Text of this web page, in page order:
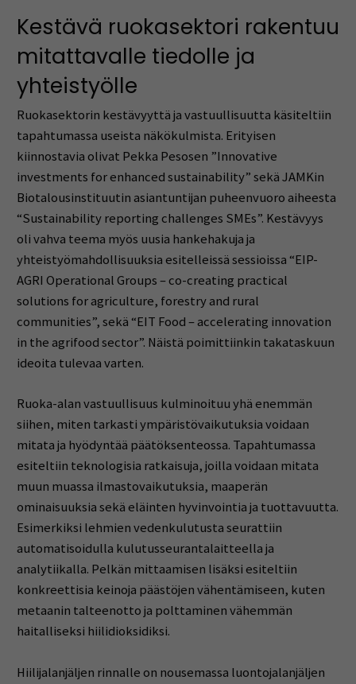
Kestävä ruokasektori rakentuu
mitattavalle tiedolle ja
yhteistyölle
Ruokasektorin kestävyyttä ja vastuullisuutta käsiteltiin
tapahtumassa useista näkökulmista. Erityisen
kiinnostavia olivat Pekka Pesosen ”Innovative
investments for enhanced sustainability” sekä JAMKin
Biotalousinstituutin asiantuntijan puheenvuoro aiheesta
“Sustainability reporting challenges SMEs”. Kestävyys
oli vahva teema myös uusia hankehakuja ja
yhteistyömahdollisuuksia esitelleissä sessioissa “EIP-
AGRI Operational Groups – co-creating practical
solutions for agriculture, forestry and rural
communities”, sekä “EIT Food – accelerating innovation
in the agrifood sector”. Näistä poimittiinkin takataskuun
ideoita tulevaa varten.
Ruoka-alan vastuullisuus kulminoituu yhä enemmän
siihen, miten tarkasti ympäristövaikutuksia voidaan
mitata ja hyödyntää päätöksenteossa. Tapahtumassa
esiteltiin teknologisia ratkaisuja, joilla voidaan mitata
muun muassa ilmastovaikutuksia, maaperän
ominaisuuksia sekä eläinten hyvinvointia ja tuottavuutta.
Esimerkiksi lehmien vedenkulutusta seurattiin
automatisoidulla kulutusseurantalaitteella ja
analytiikalla. Pelkän mittaamisen lisäksi esiteltiin
konkreettisia keinoja päästöjen vähentämiseen, kuten
metaanin talteenotto ja polttaminen vähemmän
haitalliseksi hiilidioksidiksi.
Hiilijalanjäljen rinnalle on nousemassa luontojalanjäljen